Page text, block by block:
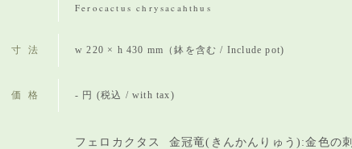
Ferocactus chrysacahthus
寸法 w 220 × h 430 mm（鉢を含む / Include pot)
価格 - 円 (税込 / with tax)
フェロカクタス 金冠竜(きんかんりゅう):金色の刺